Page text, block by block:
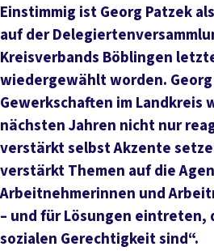
Einstimmig ist Georg Patzek
auf der
Kreisverbands Böblingen
wiedergewählt worden.
Gewerkschaften im Landkreis
nächsten Jahren nicht nur
verstärkt selbst Akzente
verstärkt Themen auf die
Arbeitnehmerinnen und
– und für Lösungen eintreten,
sozialen Gerechtigkeit sind“.